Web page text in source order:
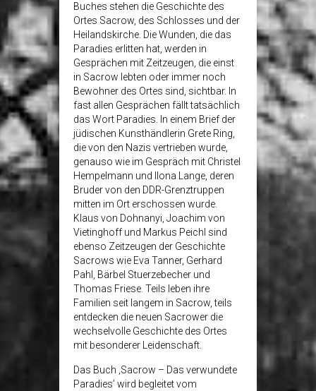
Buches stehen die Geschichte des
Ortes Sacrow, des Schlosses und der
Heilandskirche. Die Wunden, die das
Paradies erlitten hat, werden in
Gesprächen mit Zeitzeugen, die einst
in Sacrow lebten oder immer noch
Bewohner des Ortes sind, sichtbar. In
fast allen Gesprächen fällt tatsächlich
das Wort Paradies. In einem Brief der
jüdischen Kunsthändlerin Grete Ring,
die von den Nazis vertrieben wurde,
genauso wie im Gespräch mit Christel
Hempelmann und Ilona Lange, deren
Bruder von den DDR-Grenztruppen
mitten im Ort erschossen wurde.
Klaus von Dohnanyi, Joachim von
Vietinghoff und Markus Peichl sind
ebenso Zeitzeugen der Geschichte
Sacrows wie Eva Tanner, Gerhard
Pahl, Bärbel Stuerzebecher und
Thomas Friese. Teils leben ihre
Familien seit langem in Sacrow, teils
entdecken die neuen Sacrower die
wechselvolle Geschichte des Ortes
mit besonderer Leidenschaft.
Das Buch ‚Sacrow – Das verwundete
Paradies’ wird begleitet vom